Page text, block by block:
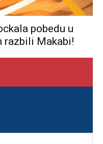
pobedu u
razbili Makabi!